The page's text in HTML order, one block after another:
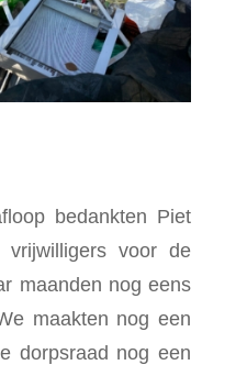
bedankten Piet
vrijwilligers voor de
maanden nog eens
maakten nog een
dorpsraad nog een